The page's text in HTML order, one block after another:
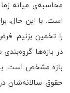
محاسبه‌ی میانه
است. با این حال،
در بازه‌ها گروه‌بندی
بازه مشخص است.